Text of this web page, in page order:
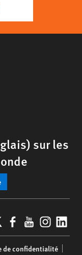
sur les
Facebook
YouTube
de confidentialité